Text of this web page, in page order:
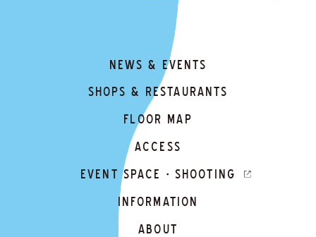
NEWS & EVENTS
SHOPS & RESTAURANTS
FLOOR MAP
ACCESS
EVENT SPACE・SHOOTING
INFORMATION
ABOUT